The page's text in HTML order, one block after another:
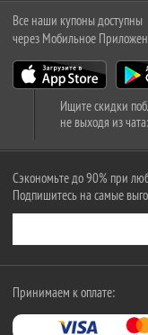
Все наши купоны доступны
через Мобильное
Ищите скидки
не выходя из чата:
Сэкономьте до 90% при
Подпишитесь на самые
Принимаем к оплате: